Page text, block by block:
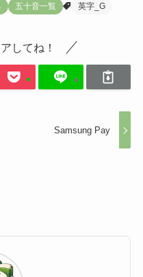
五十音一覧 英字_G
してね！
Samsung Pay